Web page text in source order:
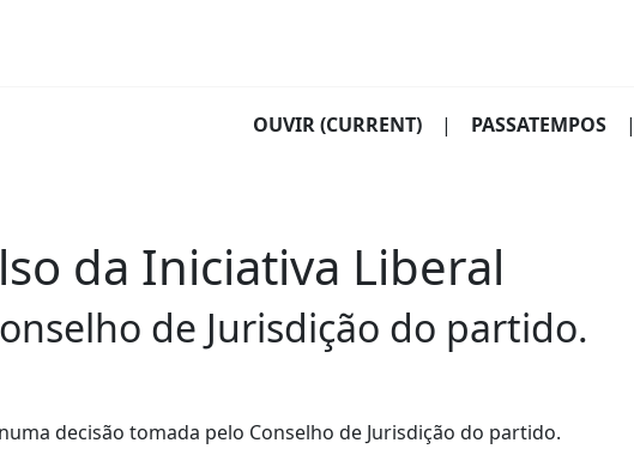
OUVIR(CURRENT) | PASSATEMPOS |
da Iniciativa Liberal
de Jurisdição do partido.
decisão tomada pelo Conselho de Jurisdição do partido.